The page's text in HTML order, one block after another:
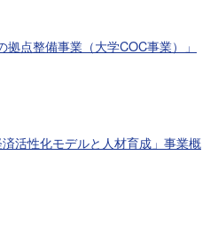
点整備事業（大学COC事業）」
済活性化モデルと人材育成」事業概